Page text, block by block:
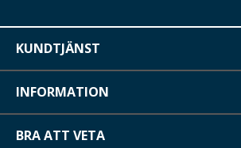
KUNDTJÄNST
INFORMATION
BRA ATT VETA